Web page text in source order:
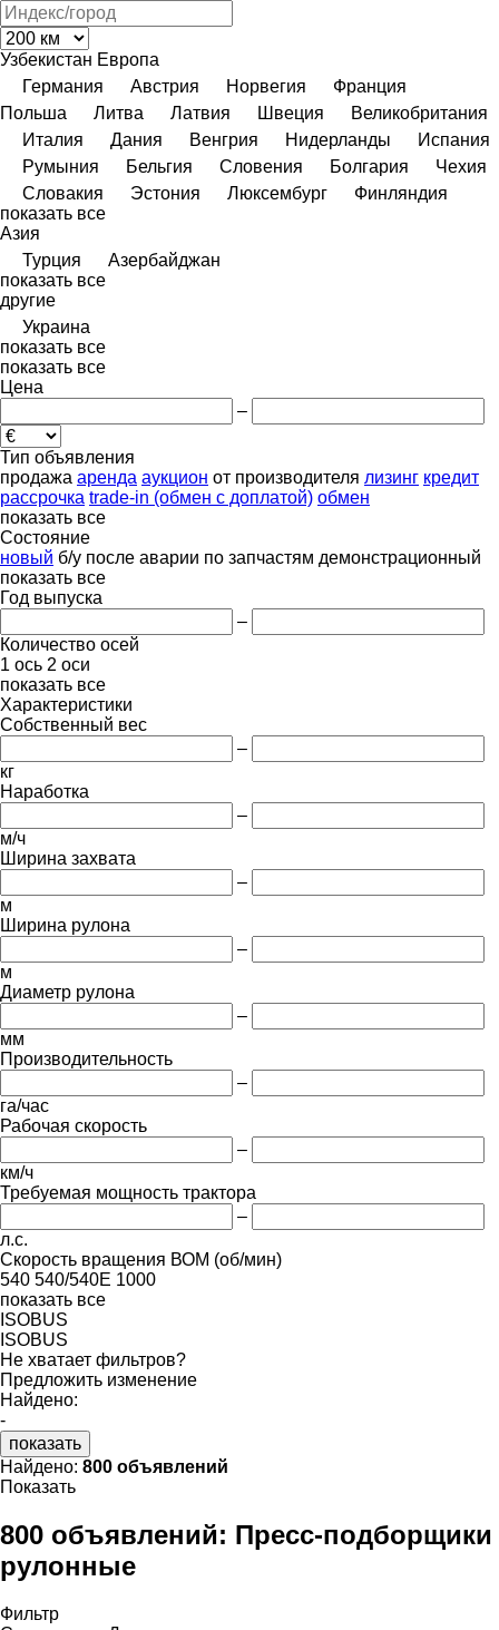
Узбекистан Европа
Германия
Австрия Норвегия
Франция
Польша
Литва Латвия Швеция
Великобритания
Италия
Дания Венгрия Нидерланды
Испания
Румыния
Бельгия Словения Болгария
Чехия
Словакия
Эстония Люксембург
Финляндия
показать все
Азия
Турция
Азербайджан
показать все
другие
Украина
показать все
показать все
Цена
–
Тип объявления
продажа аренда аукцион от производителя лизинг кредит
рассрочка trade-in (обмен с доплатой) обмен
показать все
Состояние
новый б/у после аварии по запчастям демонстрационный
показать все
Год выпуска
–
Количество осей
1 ось 2 оси
показать все
Характеристики
Собственный вес
–
кг
Наработка
–
м/ч
Ширина захвата
–
м
Ширина рулона
–
м
Диаметр рулона
–
мм
Производительность
–
га/час
Рабочая скорость
–
км/ч
Требуемая мощность трактора
–
л.с.
Скорость вращения ВОМ (об/мин)
540 540/540E 1000
показать все
ISOBUS
ISOBUS
Не хватает фильтров?
Предложить изменение
Найдено:
-
показать
Найдено: 800 объявлений
Показать
800 объявлений: Пресс-подборщики
рулонные
Фильтр